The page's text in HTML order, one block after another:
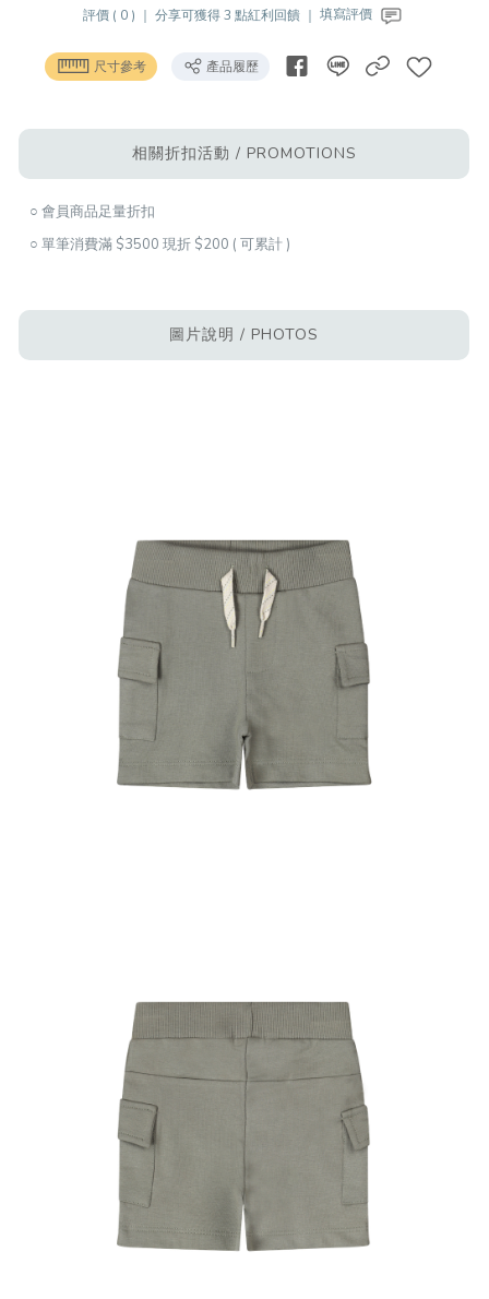
評價 ( 0 ) ｜ 分享可獲得 3 點紅利回饋 ｜ 填寫評價
尺寸參考 產品履歷
相關折扣活動 / PROMOTIONS
○ 會員商品足量折扣
○ 單筆消費滿 $3500 現折 $200 ( 可累計 )
圖片說明 / PHOTOS